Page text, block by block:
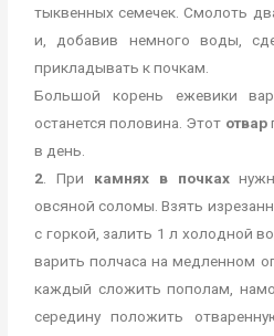
тыквенных семечек. Смолоть
и, добавив немного воды,
прикладывать к почкам.
Большой корень ежевики
останется половина. Этот отвар
в день.
2 . При камнях в почках
овсяной соломы. Взять
с горкой, залить 1 л холодной
варить полчаса на медленном
каждый сложить пополам,
середину положить